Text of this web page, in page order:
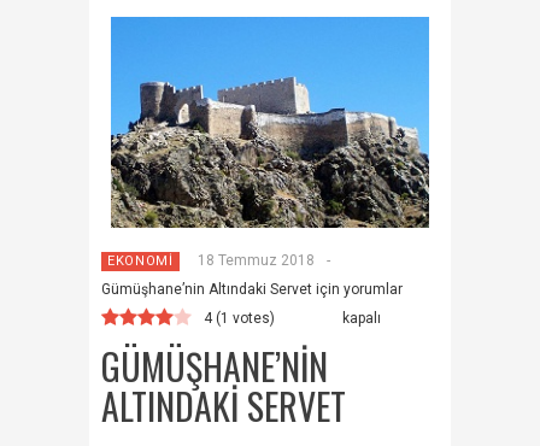
EKONOMİ 18 Temmuz 2018
-
Gümüşhane’nin Altındaki Servet için yorumlar
kapalı
4(1 votes)
GÜMÜŞHANE’NIN
ALTINDAKI SERVET